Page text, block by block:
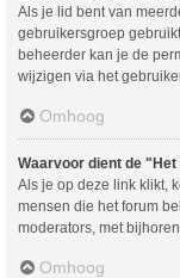
Als je lid bent van
gebruikersgroep
beheerder kan je de
wijzigen via het
Omhoog
Waarvoor dient de
Als je op deze link klikt,
mensen die het forum
moderators, met
Omhoog